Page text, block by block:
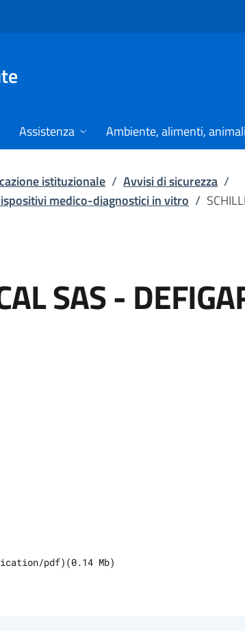
Assistenza Ambiente, alimenti, animali
istituzionale / Avvisi di sicurezza /
medico-diagnostici in vitro /
SAS -
pdf) (0.14 Mb)